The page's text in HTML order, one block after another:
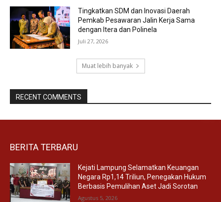
Tingkatkan SDM dan Inovasi Daerah
Pemkab Pesawaran Jalin Kerja Sama
dengan Itera dan Polinela
Juli 27, 2026
Muat lebih banyak
RECENT COMMENTS
BERITA TERBARU
Kejati Lampung Selamatkan Keuangan
Negara Rp1,14 Triliun, Penegakan Hukum
Berbasis Pemulihan Aset Jadi Sorotan
Agustus 5, 2026